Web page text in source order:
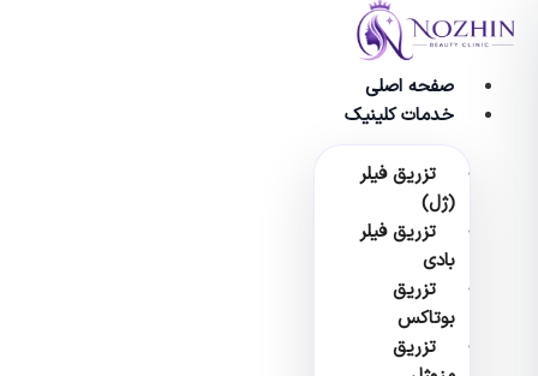
صفحه اصلی
خدمات کلینیک
تزریق فیلر
(ژل)
تزریق فیلر
بادی
تزریق
بوتاکس
تزریق